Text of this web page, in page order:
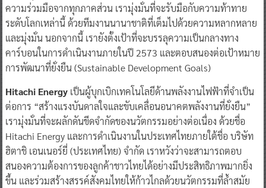
ความร่วมมือจากทุกภาคส่วน เรามุ่งมั่นที่จะรับมือกับความท้าทาย
ระดับโลกเหล่านี้ ด้วยทีมงานนานาชาติที่เต็มไปด้วยความหลากหลาย
และมุ่งมั่น นอกจากนี้ เรายังตั้งเป้าที่จะบรรลุความเป็นกลางทาง
คาร์บอนในการดำเนินงานภายในปี 2573 และตอบสนองต่อเป้าหมาย
การพัฒนาที่ยั่งยืน (Sustainable Development Goals)
Hitachi Energyเป็นผู้บุกเบิกเทคโนโลยีด้านพลังงานไฟฟ้าที่จำเป็น
ต่อการ “สร้างแรงบันดาลใจและขับเคลื่อนอนาคตพลังงานที่ยั่งยืน”
เรามุ่งมั่นที่จะผลักดันขีดจำกัดของนวัตกรรมอย่างต่อเนื่อง ด้วยชื่อ
Hitachi Energy และการดำเนินงานในประเทศไทยภายใต้ชื่อ บริษัท
ฮิตาชิ เอนเนอร์ยี่ (ประเทศไทย) จำกัด เราหวังว่าจะสามารถตอบ
สนองความต้องการของลูกค้าชาวไทยได้อย่างมีประสิทธิภาพมากยิ่ง
ขึ้น และร่วมสร้างสรรค์สังคมไทยให้ก้าวไกลด้วยนวัตกรรมที่ล้ำสมัย